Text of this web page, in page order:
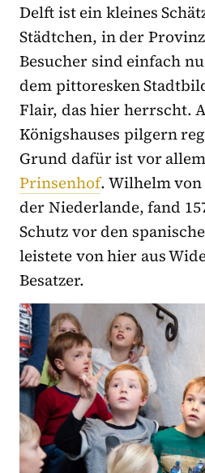
Delft ist ein kleines
Städtchen, in der
Besucher sind einfach
dem pittoresken
Flair, das hier herrscht.
Königshauses pilgern
Grund dafür ist vor
Prinsenhof. Wilhelm
der Niederlande, fand
Schutz vor den
leistete von hier aus
Besatzer.